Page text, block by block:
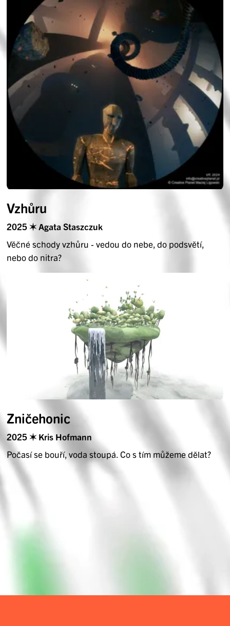
Vzhůru
2025 ✶ Agata Staszczuk
Věčné schody vzhůru - vedou do nebe, do podsvětí,
nebo do nitra?
Zničehonic
2025 ✶ Kris Hofmann
Počasí se bouří, voda stoupá. Co s tím můžeme dělat?